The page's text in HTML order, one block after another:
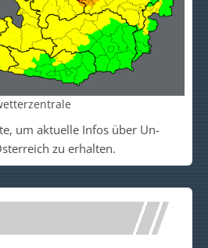
um akt­uelle Infos über Un­
zu er­halt­en.